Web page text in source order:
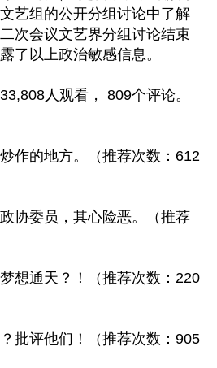
艺组的公开分组讨论中了解
次会议文艺界分组讨论结束
了以上政治敏感信息。
人观看， 809个评论。
作的地方。（推荐次数：612
协委员，其心险恶。（推荐
想通天？！（推荐次数：220
批评他们！（推荐次数：905